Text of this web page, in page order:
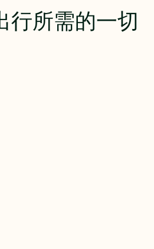
行所需的一切